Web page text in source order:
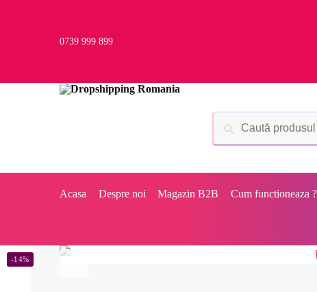
0739 999 899
Acasa Despre noi Magazin B2B Cum functioneaza ?
-14%